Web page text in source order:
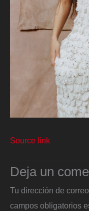
Source link
Deja un
Tu dirección de
campos obligatorios